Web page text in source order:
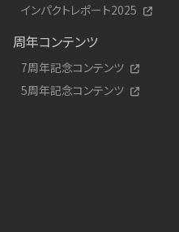
インパクトレポート2025
周年コンテンツ
7周年記念コンテンツ
5周年記念コンテンツ